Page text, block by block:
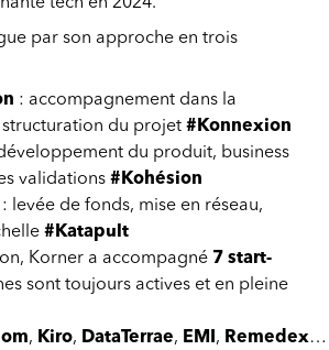
par son approche en trois
: accompagnement dans la
du projet #Konnexion
du produit, business
validations #Kohésion
: levée de fonds, mise en réseau,
#Katapult
Korner a accompagné 7 start-
sont toujours actives et en pleine
, Kiro, DataTerrae, EMI, Remedex…